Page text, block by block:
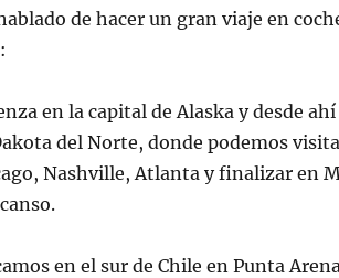
de hacer un gran viaje en
en la capital de Alaska y desde
del Norte, donde podemos
Nashville, Atlanta y finalizar en
en el sur de Chile en Punta